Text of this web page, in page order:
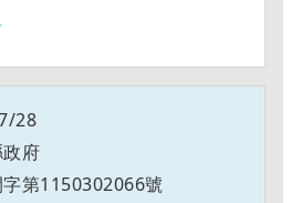
28
府
第1150302066號